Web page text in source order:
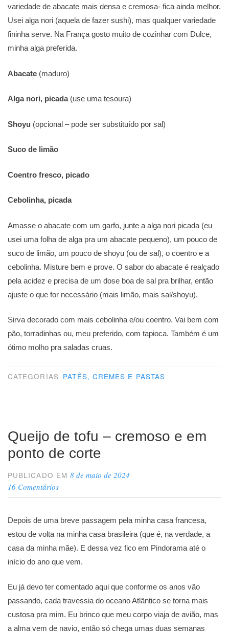
variedade de abacate mais densa e cremosa- fica ainda melhor.
Usei alga nori (aquela de fazer sushi), mas qualquer variedade
fininha serve. Na França gosto muito de cozinhar com Dulce,
minha alga preferida.
Abacate (maduro)
Alga nori, picada(use uma tesoura)
Shoyu (opcional – pode ser substituído por sal)
Suco de limão
Coentro fresco, picado
Cebolinha, picada
Amasse o abacate com um garfo, junte a alga nori picada (eu
usei uma folha de alga pra um abacate pequeno), um pouco de
suco de limão, um pouco de shoyu (ou de sal), o coentro e a
cebolinha. Misture bem e prove. O sabor do abacate é realçado
pela acidez e precisa de um dose boa de sal pra brilhar, então
ajuste o que for necessário (mais limão, mais sal/shoyu).
Sirva decorado com mais cebolinha e/ou coentro. Vai bem com
pão, torradinhas ou, meu preferido, com tapioca. Também é um
ótimo molho pra saladas cruas.
CATEGORIAS PATÊS, CREMES E PASTAS
Queijo de tofu – cremoso e em
ponto de corte
PUBLICADO EM8 de maio de 2024
16 Comentários
Depois de uma breve passagem pela minha casa francesa,
estou de volta na minha casa brasileira (que é, na verdade, a
casa da minha mãe). E dessa vez fico em Pindorama até o
início do ano que vem.
Eu já devo ter comentado aqui que conforme os anos vão
passando, cada travessia do oceano Atlântico se torna mais
custosa pra mim. Eu brinco que meu corpo viaja de avião, mas
a alma vem de navio, então só chega umas duas semanas